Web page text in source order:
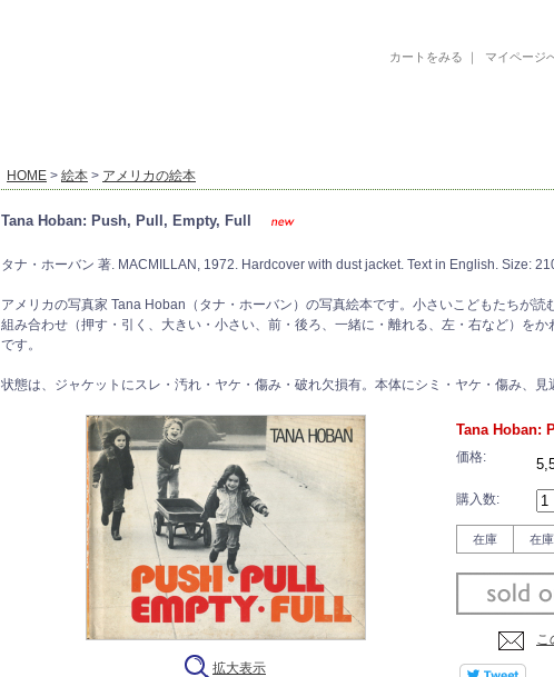
カートをみる ｜ マイページ
HOME > 絵本 > アメリカの絵本
Tana Hoban: Push, Pull, Empty, Full
タナ・ホーバン 著. MACMILLAN, 1972. Hardcover with dust jacket. Text in English. Size:
アメリカの写真家 Tana Hoban（タナ・ホーバン）の写真絵本です。小さいこどもたちが
組み合わせ（押す・引く、大きい・小さい、前・後ろ、一緒に・離れる、左・右など）を
です。
状態は、ジャケットにスレ・汚れ・ヤケ・傷み・破れ欠損有。本体にシミ・ヤケ・傷み、見
拡大表示
Tana Hoban:
価格:
購入数:
在庫 在
こ